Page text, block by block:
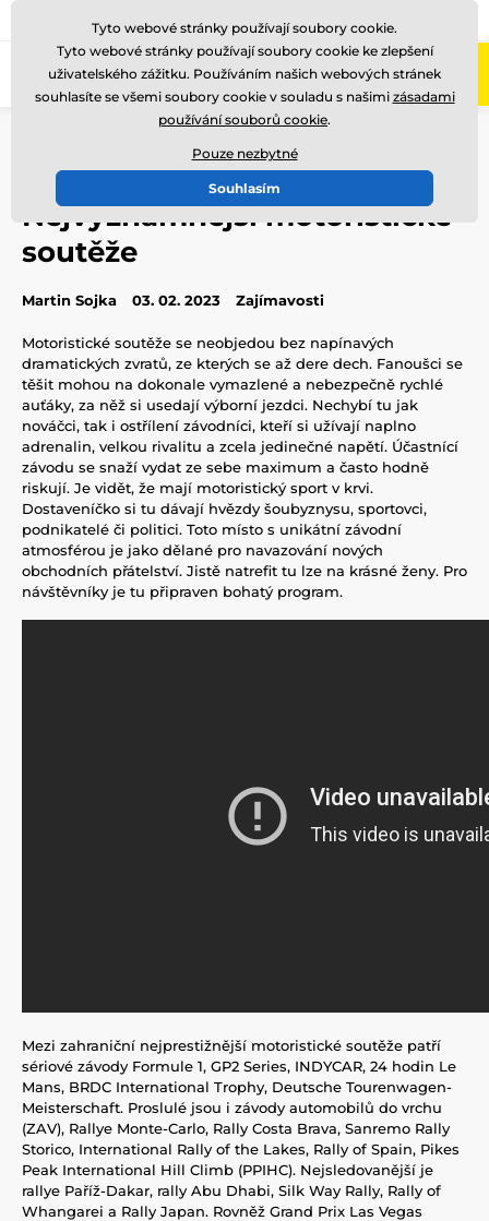
Zavolejte nám (Po-Pá 8-17)
Nejvýznamnější motoristické soutěže
Nejvýznamnější motoristické
soutěže
Martin Sojka 03. 02. 2023 Zajímavosti
Motoristické soutěže se neobjedou bez napínavých
dramatických zvratů, ze kterých se až dere dech. Fanoušci se
těšit mohou na dokonale vymazlené a nebezpečně rychlé
auťáky, za něž si usedají výborní jezdci. Nechybí tu jak
nováčci, tak i ostřílení závodníci, kteří si užívají naplno
adrenalin, velkou rivalitu a zcela jedinečné napětí. Účastnící
závodu se snaží vydat ze sebe maximum a často hodně
riskují. Je vidět, že mají motoristický sport v krvi.
Dostaveníčko si tu dávají hvězdy šoubyznysu, sportovci,
podnikatelé či politici. Toto místo s unikátní závodní
atmosférou je jako dělané pro navazování nových
obchodních přátelství. Jistě natrefit tu lze na krásné ženy. Pro
návštěvníky je tu připraven bohatý program.
Mezi zahraniční nejprestižnější motoristické soutěže patří
sériové závody Formule 1, GP2 Series, INDYCAR, 24 hodin Le
Mans, BRDC International Trophy, Deutsche Tourenwagen-
Meisterschaft. Proslulé jsou i závody automobilů do vrchu
(ZAV), Rallye Monte-Carlo, Rally Costa Brava, Sanremo Rally
Storico, International Rally of the Lakes, Rally of Spain, Pikes
Peak International Hill Climb (PPIHC). Nejsledovanější je
rallye Paříž-Dakar, rally Abu Dhabi, Silk Way Rally, Rally of
Whangarei a Rally Japan. Rovněž Grand Prix Las Vegas
Tyto webové stránky používají soubory cookie.
Tyto webové stránky používají soubory cookie ke zlepšení
uživatelského zážitku. Používáním našich webových stránek
souhlasíte se všemi soubory cookie v souladu s našimi zásadami
používání souborů cookie.
Pouze nezbytné
Souhlasím